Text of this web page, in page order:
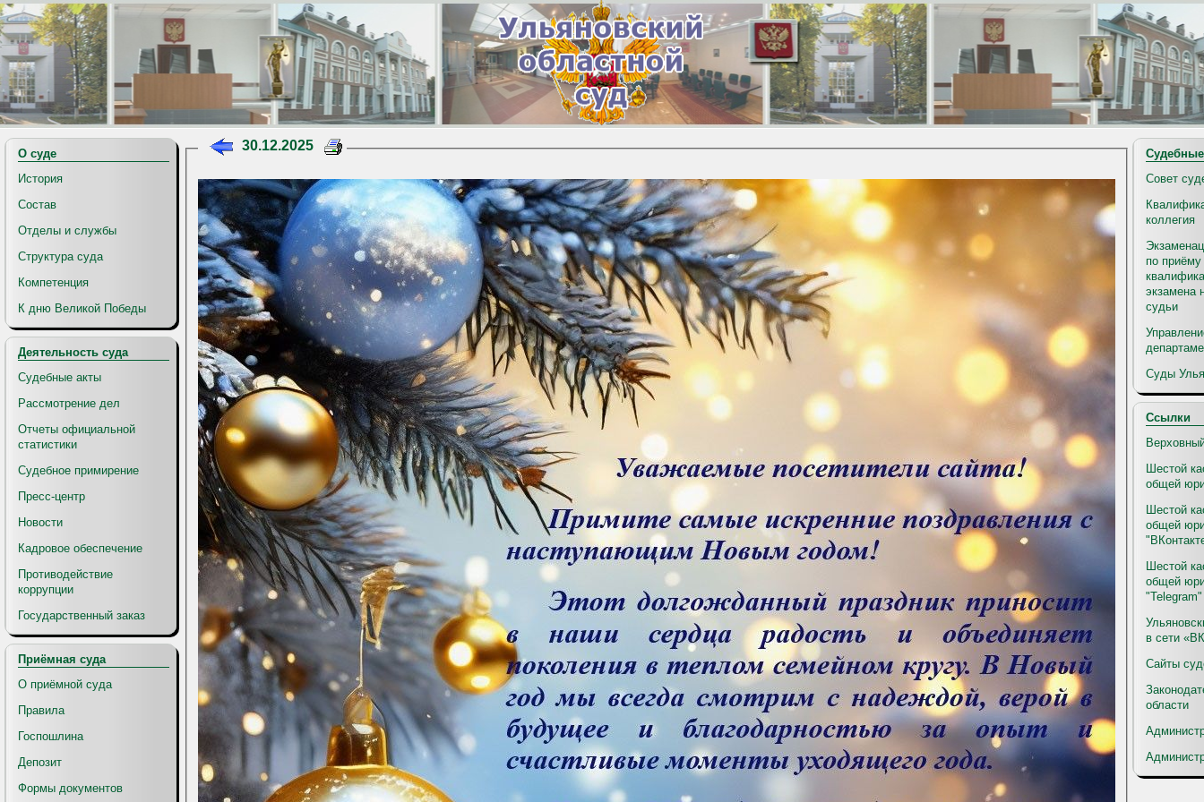
О суде
История
Состав
Отделы и службы
Структура суда
Компетенция
К дню Великой Победы
Деятельность суда
Судебные акты
Рассмотрение дел
Отчеты официальной
статистики
Судебное примирение
Пресс-центр
Новости
Кадровое обеспечение
Противодействие
коррупции
Государственный заказ
Приёмная суда
О приёмной суда
Правила
Госпошлина
Депозит
Формы документов
30.12.2025
Совет
коллегия
по приёму
экзамена
судьи
Суды
Ссылки
Шестой
общей
Шестой
общей
Шестой
общей
"Telegram"
в сети
Сайты
области